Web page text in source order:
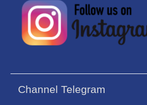
Channel Telegram